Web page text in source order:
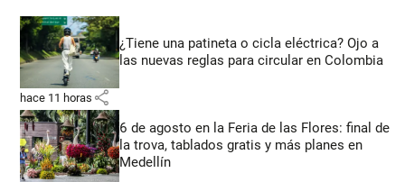
¿Tiene una patineta o cicla eléctrica? Ojo a
las nuevas reglas para circular en Colombia
hace 11 horas share
6 de agosto en la Feria de las Flores: final de
la trova, tablados gratis y más planes en
Medellín